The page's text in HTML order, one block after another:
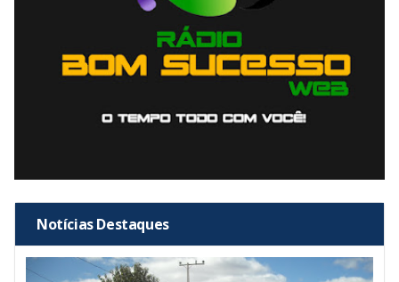
Notícias Destaques